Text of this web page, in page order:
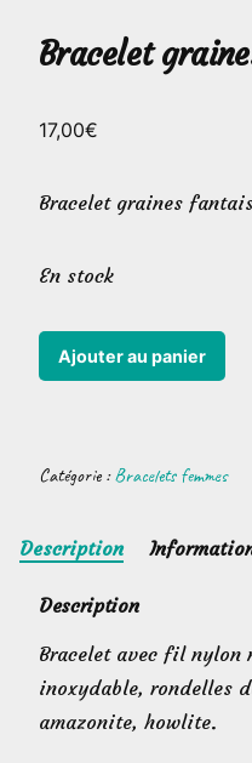
Bracelet
17,00€
Bracelet graines
En stock
quantité
de
fantaisie
Ajouter au panier
Catégorie :Bracelets femmes
Description
Description
Bracelet avec fil nylon
inoxydable, rondelles
amazonite, howlite.